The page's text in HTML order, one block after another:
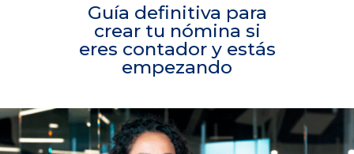
Guía definitiva para
crear tu nómina si
eres contador y estás
empezando